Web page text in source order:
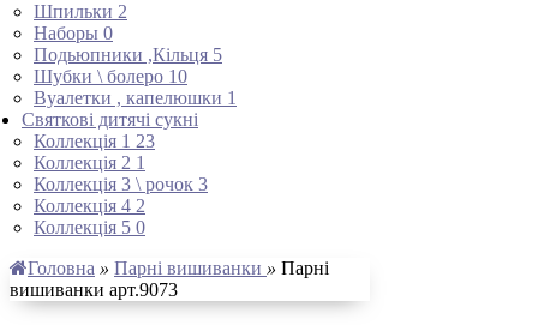
Шпильки 2
Наборы 0
Подьюпники ,Кільця 5
Шубки \ болеро 10
Вуалетки , капелюшки 1
Святкові дитячі сукні
Коллекція 1 23
Коллекція 2 1
Коллекція 3 \ рочок 3
Коллекція 4 2
Коллекція 5 0
Головна » Парні вишиванки » Парні
вишиванки арт.9073